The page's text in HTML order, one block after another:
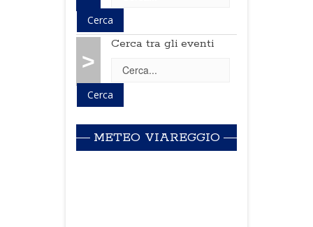
>
Cerca tra gli eventi
METEO VIAREGGIO